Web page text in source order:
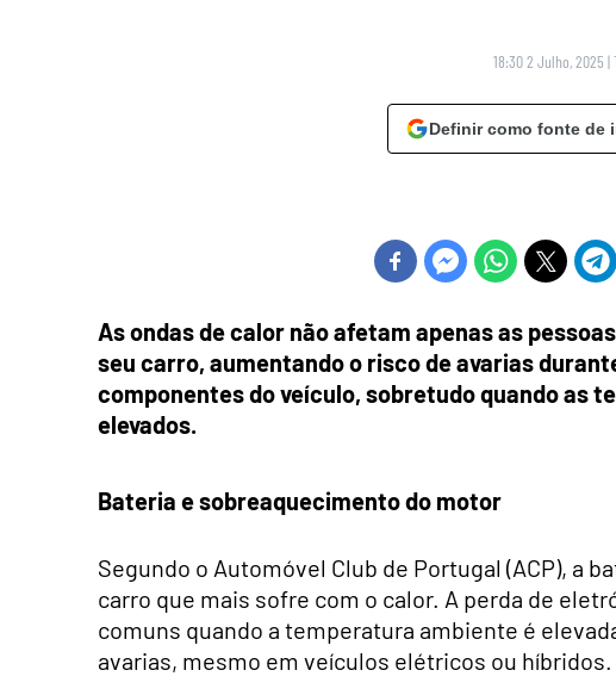
18:30 2 Julho, 2025 |
Definir como fonte de
As ondas de calor não afetam apenas as
seu carro, aumentando o risco de avarias
componentes do veículo, sobretudo quando as
elevados.
Bateria e sobreaquecimento do motor
Segundo o Automóvel Club de Portugal (ACP), a
carro que mais sofre com o calor. A perda de
comuns quando a temperatura ambiente é
avarias, mesmo em veículos elétricos ou híbridos.